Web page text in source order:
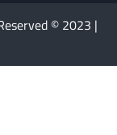
© 2023 |